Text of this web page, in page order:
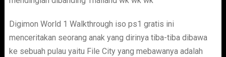
Digimon World 1 Walkthrough iso ps1 gratis ini
menceritakan seorang anak yang dirinya tiba-tiba dibawa
ke sebuah pulau yaitu File City yang mebawanya adalah